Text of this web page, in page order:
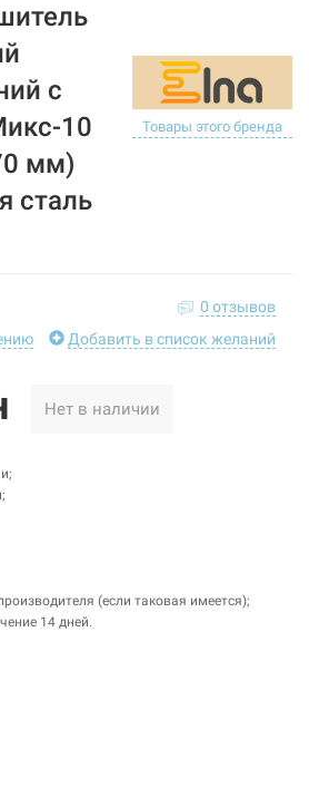
с
10
мм)
сталь
Товары этого бренда
0 отзывов
Добавить в список желаний
Нет в наличии
(если таковая имеется);
14 дней.